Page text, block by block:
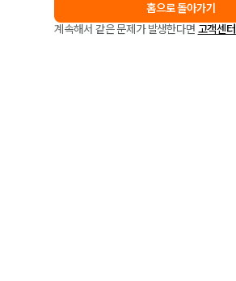
홈으로 돌아가기
계속해서 같은 문제가 발생한다면 고객센터